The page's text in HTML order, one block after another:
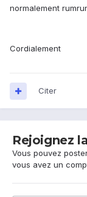
normalement
Cordialement
Citer
Rejoignez
Vous pouvez
vous avez un